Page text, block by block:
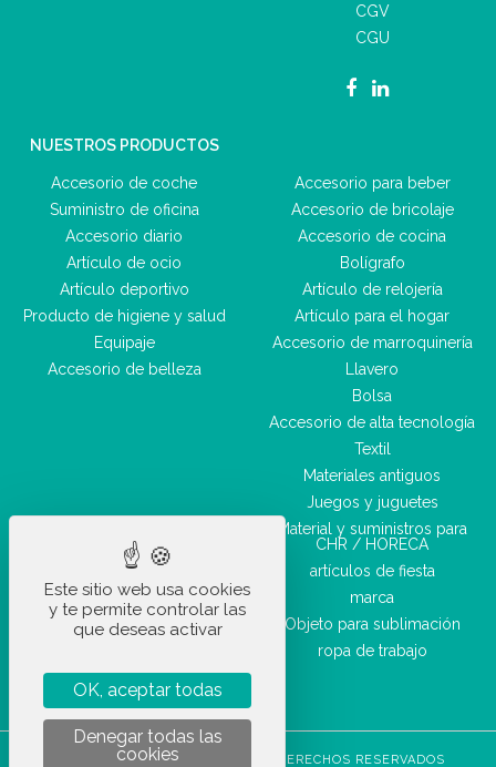
CGV
CGU
NUESTROS PRODUCTOS
Accesorio de coche
Suministro de oficina
Accesorio diario
Artículo de ocio
Artículo deportivo
Producto de higiene y salud
Equipaje
Accesorio de belleza
Accesorio para beber
Accesorio de bricolaje
Accesorio de cocina
Bolígrafo
Artículo de relojería
Artículo para el hogar
Accesorio de marroquinería
Llavero
Bolsa
Accesorio de alta tecnología
Textil
Materiales antiguos
Juegos y juguetes
Material y suministros para
CHR / HORECA
artículos de fiesta
marca
Objeto para sublimación
ropa de trabajo
STOCKETIK © 2023 - TODOS LOS DERECHOS RESERVADOS
Este sitio web usa cookies
y te permite controlar las
que deseas activar
OK, aceptar todas
Denegar todas las
cookies